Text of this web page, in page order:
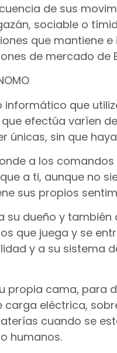
de sus
sociable o
que mantiene
de mercado de
informático que
efectúa varíen
sin que
a los comandos
a ti, aunque no
sus propios
su dueño y también
que juega y se
y a su sistema
propia cama, para
eléctrica,
cuando se
humanos.